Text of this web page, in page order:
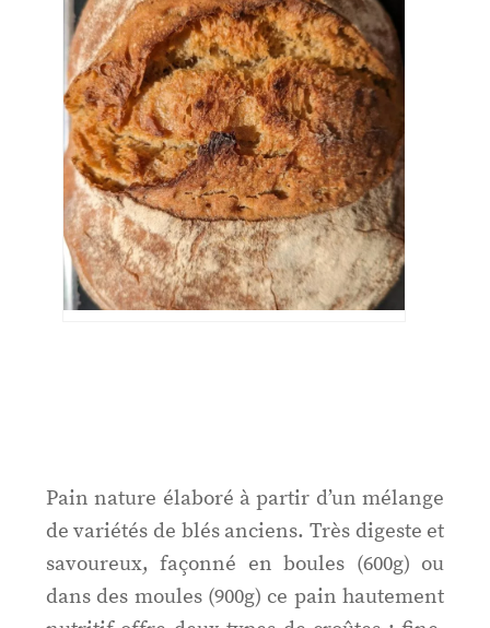
Pain nature élaboré à partir d’un mélange
de variétés de blés anciens. Très digeste et
savoureux, façonné en boules (600g) ou
dans des moules (900g) ce pain hautement